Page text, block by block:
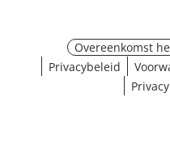
Overeenkomst
Privacybeleid